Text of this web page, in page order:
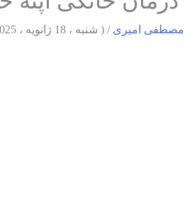
مصطفی امیری/ ( شنبه ، 18 ژانویه ، 2025 )